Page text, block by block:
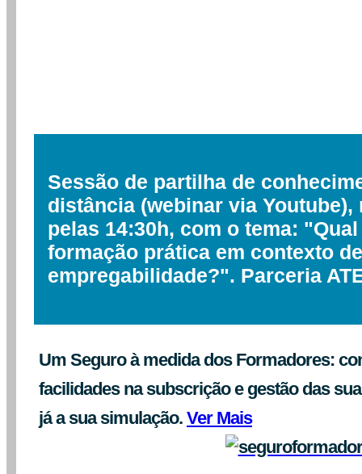
Sessão de partilha de
distância (webinar via Youtube),
pelas 14:30h, com o tema:
formação prática em contexto
empregabilidade?". Parceria
Um Seguro à medida dos Formadores:
facilidades na subscrição e gestão das
já a sua simulação. Ver Mais